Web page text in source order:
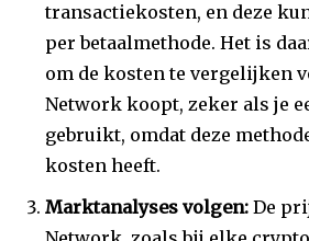
transactiekosten, en deze
per betaalmethode. Het is
om de kosten te vergelijken
Network koopt, zeker als je
gebruikt, omdat deze
kosten heeft.
Marktanalyses volgen: De